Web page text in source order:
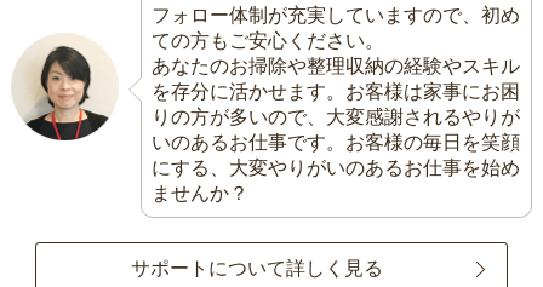
フォロー体制が充実していますので、初め
ての方もご安心ください。
あなたのお掃除や整理収納の経験やスキル
を存分に活かせます。お客様は家事にお困
りの方が多いので、大変感謝されるやりが
いのあるお仕事です。お客様の毎日を笑顔
にする、大変やりがいのあるお仕事を始め
ませんか？
サポートについて詳しく見る